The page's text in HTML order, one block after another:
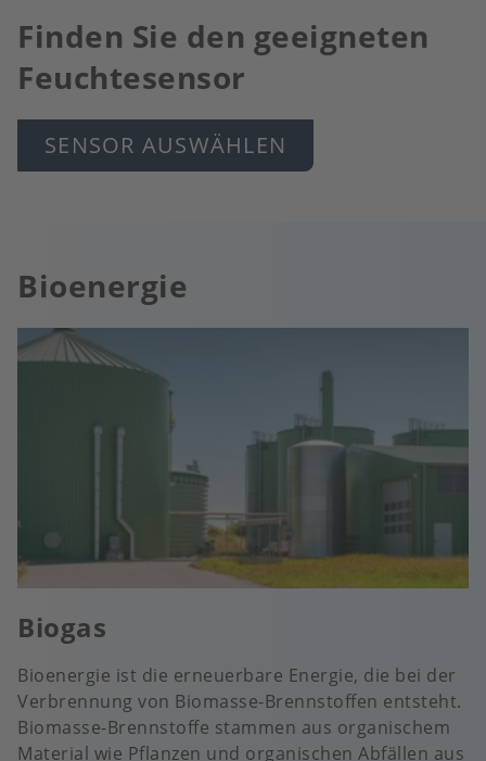
Finden Sie den geeigneten
Feuchtesensor
SENSOR AUSWÄHLEN
Bioenergie
Biogas
Bioenergie ist die erneuerbare Energie, die bei der
Verbrennung von Biomasse-Brennstoffen entsteht.
Biomasse-Brennstoffe stammen aus organischem
Material wie Pflanzen und organischen Abfällen aus